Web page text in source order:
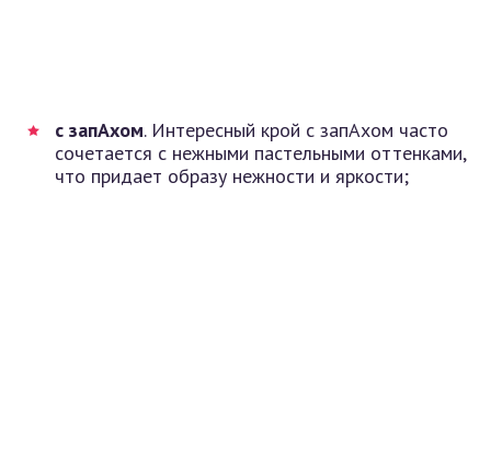
с запАхом. Интересный крой с запАхом часто
сочетается с нежными пастельными оттенками,
что придает образу нежности и яркости;